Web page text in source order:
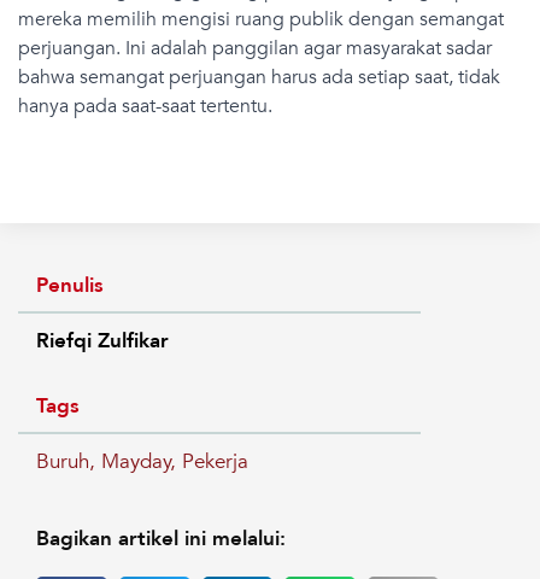
mereka memilih mengisi ruang publik dengan semangat
perjuangan. Ini adalah panggilan agar masyarakat sadar
bahwa semangat perjuangan harus ada setiap saat, tidak
hanya pada saat-saat tertentu.
Penulis
Riefqi Zulfikar
Tags
Buruh, Mayday, Pekerja
Bagikan artikel ini melalui: